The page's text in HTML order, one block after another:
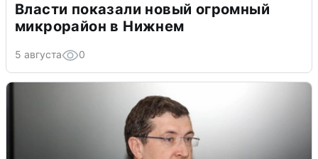
Власти показали новый огромный
микрорайон в Нижнем
5 августа 0